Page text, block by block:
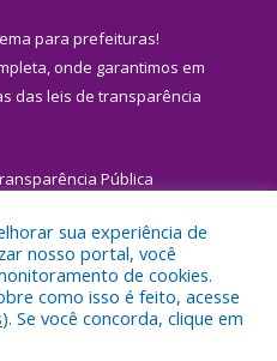
para prefeituras!
onde garantimos em
das leis de transparência
Pública
Municipal de Igarapé-
sua experiência de
nosso portal, você
de cookies.
como isso é feito, acesse
). Se você concorda, clique em